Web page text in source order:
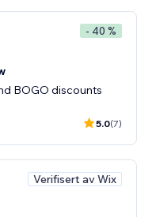
- 40 %
BOGO discounts
5.0(7)
Verifisert av Wix